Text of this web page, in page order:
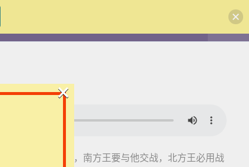
45，40 到末了，南方王要与他交战，北方王必用战
团体报名及课程定制咨询：ezrahall@timotai.org
×